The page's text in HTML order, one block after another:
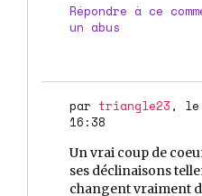
Répondre à ce
un abus
par triangle23 , le
16:38
Un vrai coup de
ses déclinaisons
changent vraiment